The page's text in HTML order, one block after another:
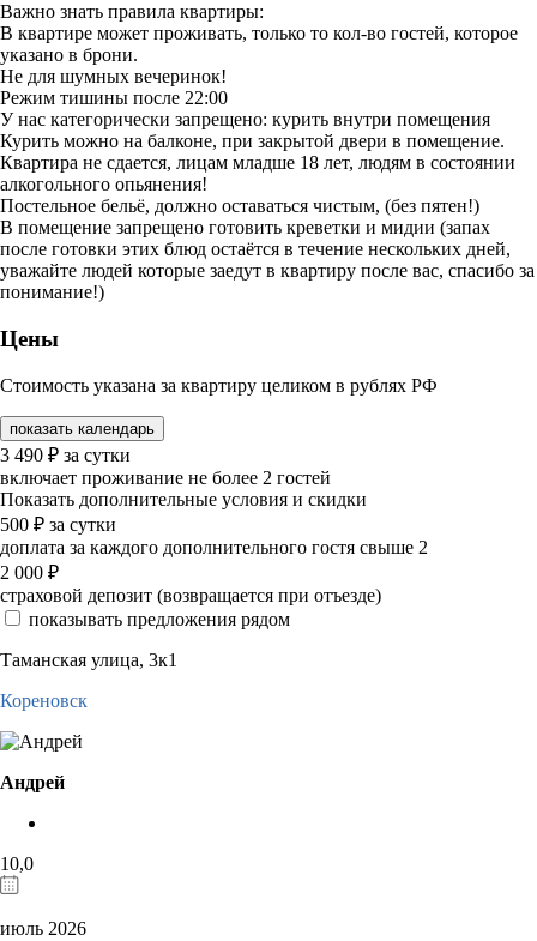
Важно знать правила квартиры:
В квартире может проживать, только то кол-во гостей, которое
указано в брони.
Не для шумных вечеринок!
Режим тишины после 22:00
У нас категорически запрещено: курить внутри помещения
Курить можно на балконе, при закрытой двери в помещение.
Квартира не сдается, лицам младше 18 лет, людям в состоянии
алкогольного опьянения!
Постельное бельё, должно оставаться чистым, (без пятен!)
В помещение запрещено готовить креветки и мидии (запах
после готовки этих блюд остаётся в течение нескольких дней,
уважайте людей которые заедут в квартиру после вас, спасибо за
понимание!)
Цены
Стоимость указана за квартиру целиком в рублях РФ
показать календарь
3 490 ₽ за сутки
включает проживание не более 2 гостей
Показать дополнительные условия и скидки
500 ₽ за сутки
доплата за каждого дополнительного гостя свыше 2
2 000 ₽
страховой депозит (возвращается при отъезде)
показывать предложения рядом
Таманская улица, 3к1
Кореновск
Андрей
10,0
июль 2026